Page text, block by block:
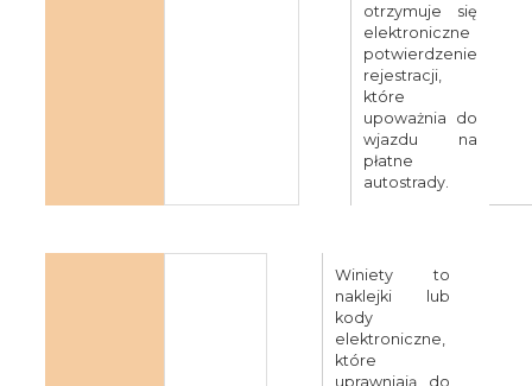
otrzymuje się
elektroniczne
potwierdzenie
rejestracji,
które
upoważnia do
wjazdu na
płatne
autostrady.
Winiety to
naklejki lub
kody
elektroniczne,
które
uprawniają do